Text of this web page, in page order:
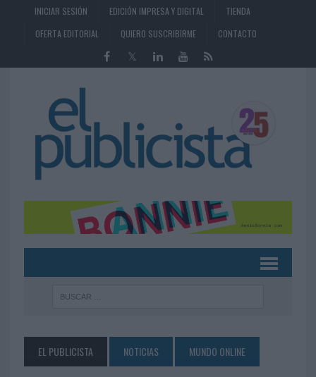
INICIAR SESIÓN EDICIÓN IMPRESA Y DIGITAL
TIENDA
OFERTA EDITORIAL
QUIERO SUSCRIBIRME CONTACTO
EL PUBLICISTA NOTICIAS MUNDO ONLINE